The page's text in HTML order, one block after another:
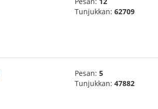
Tunjukkan: 62709
Pesan: 5
Tunjukkan: 47882